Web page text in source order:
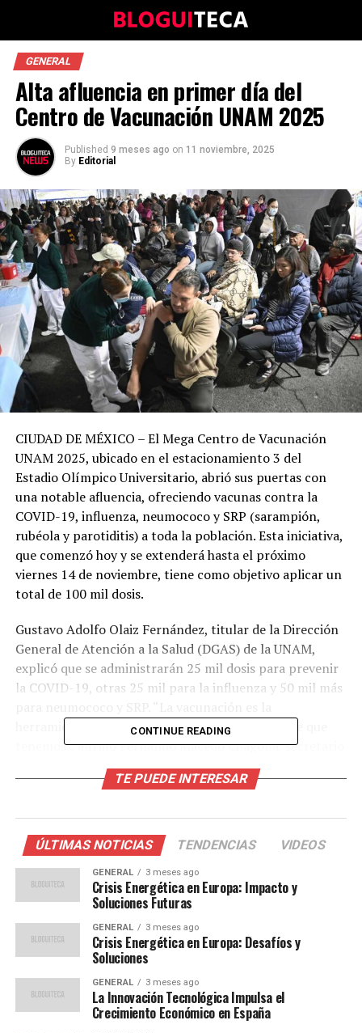
GENERAL
Alta afluencia en primer día del
Centro de Vacunación UNAM 2025
Published 9 meses ago on 11 noviembre, 2025
By Editorial
CIUDAD DE MÉXICO – El Mega Centro de Vacunación
UNAM 2025, ubicado en el estacionamiento 3 del
Estadio Olímpico Universitario, abrió sus puertas con
una notable afluencia, ofreciendo vacunas contra la
COVID-19, influenza, neumococo y SRP (sarampión,
rubéola y parotiditis) a toda la población. Esta iniciativa,
que comenzó hoy y se extenderá hasta el próximo
viernes 14 de noviembre, tiene como objetivo aplicar un
total de 100 mil dosis.
Gustavo Adolfo Olaiz Fernández, titular de la Dirección
General de Atención a la Salud (DGAS) de la UNAM,
explicó que se administrarán 25 mil dosis para prevenir
la COVID-19, otras 25 mil para la influenza y 50 mil más
herramienta de salud preventiva más importante que
tenemos”, afirmó Fernando Macedo Chagolla, secretario
de Servicio y Atención a la Comunidad Universitaria.
para la salud pública
Esta campaña de vacunación es el resultado de una
colaboración entre la Universidad Nacional, la
Secretaría de Salud de la Ciudad de México y los
servicios médicos del Instituto Mexicano del Seguro
Social (IMSS), Instituto de Seguridad y Servicios Sociales
Mexicanos. Nadine Gasman Zylbermann, titular de la
Secretaría de Salud capitalina, enfatizó que las vacunas
son seguras, efectivas y gratuitas, subrayando la
CONTINUE READING
TE PUEDE INTERESAR
ÚLTIMAS NOTICIAS TENDENCIAS VIDEOS
GENERAL 3 meses ago
Crisis Energética en Europa: Impacto y
Soluciones Futuras
GENERAL 3 meses ago
Crisis Energética en Europa: Desafíos y
Soluciones
GENERAL 3 meses ago
La Innovación Tecnológica Impulsa el
Crecimiento Económico en España